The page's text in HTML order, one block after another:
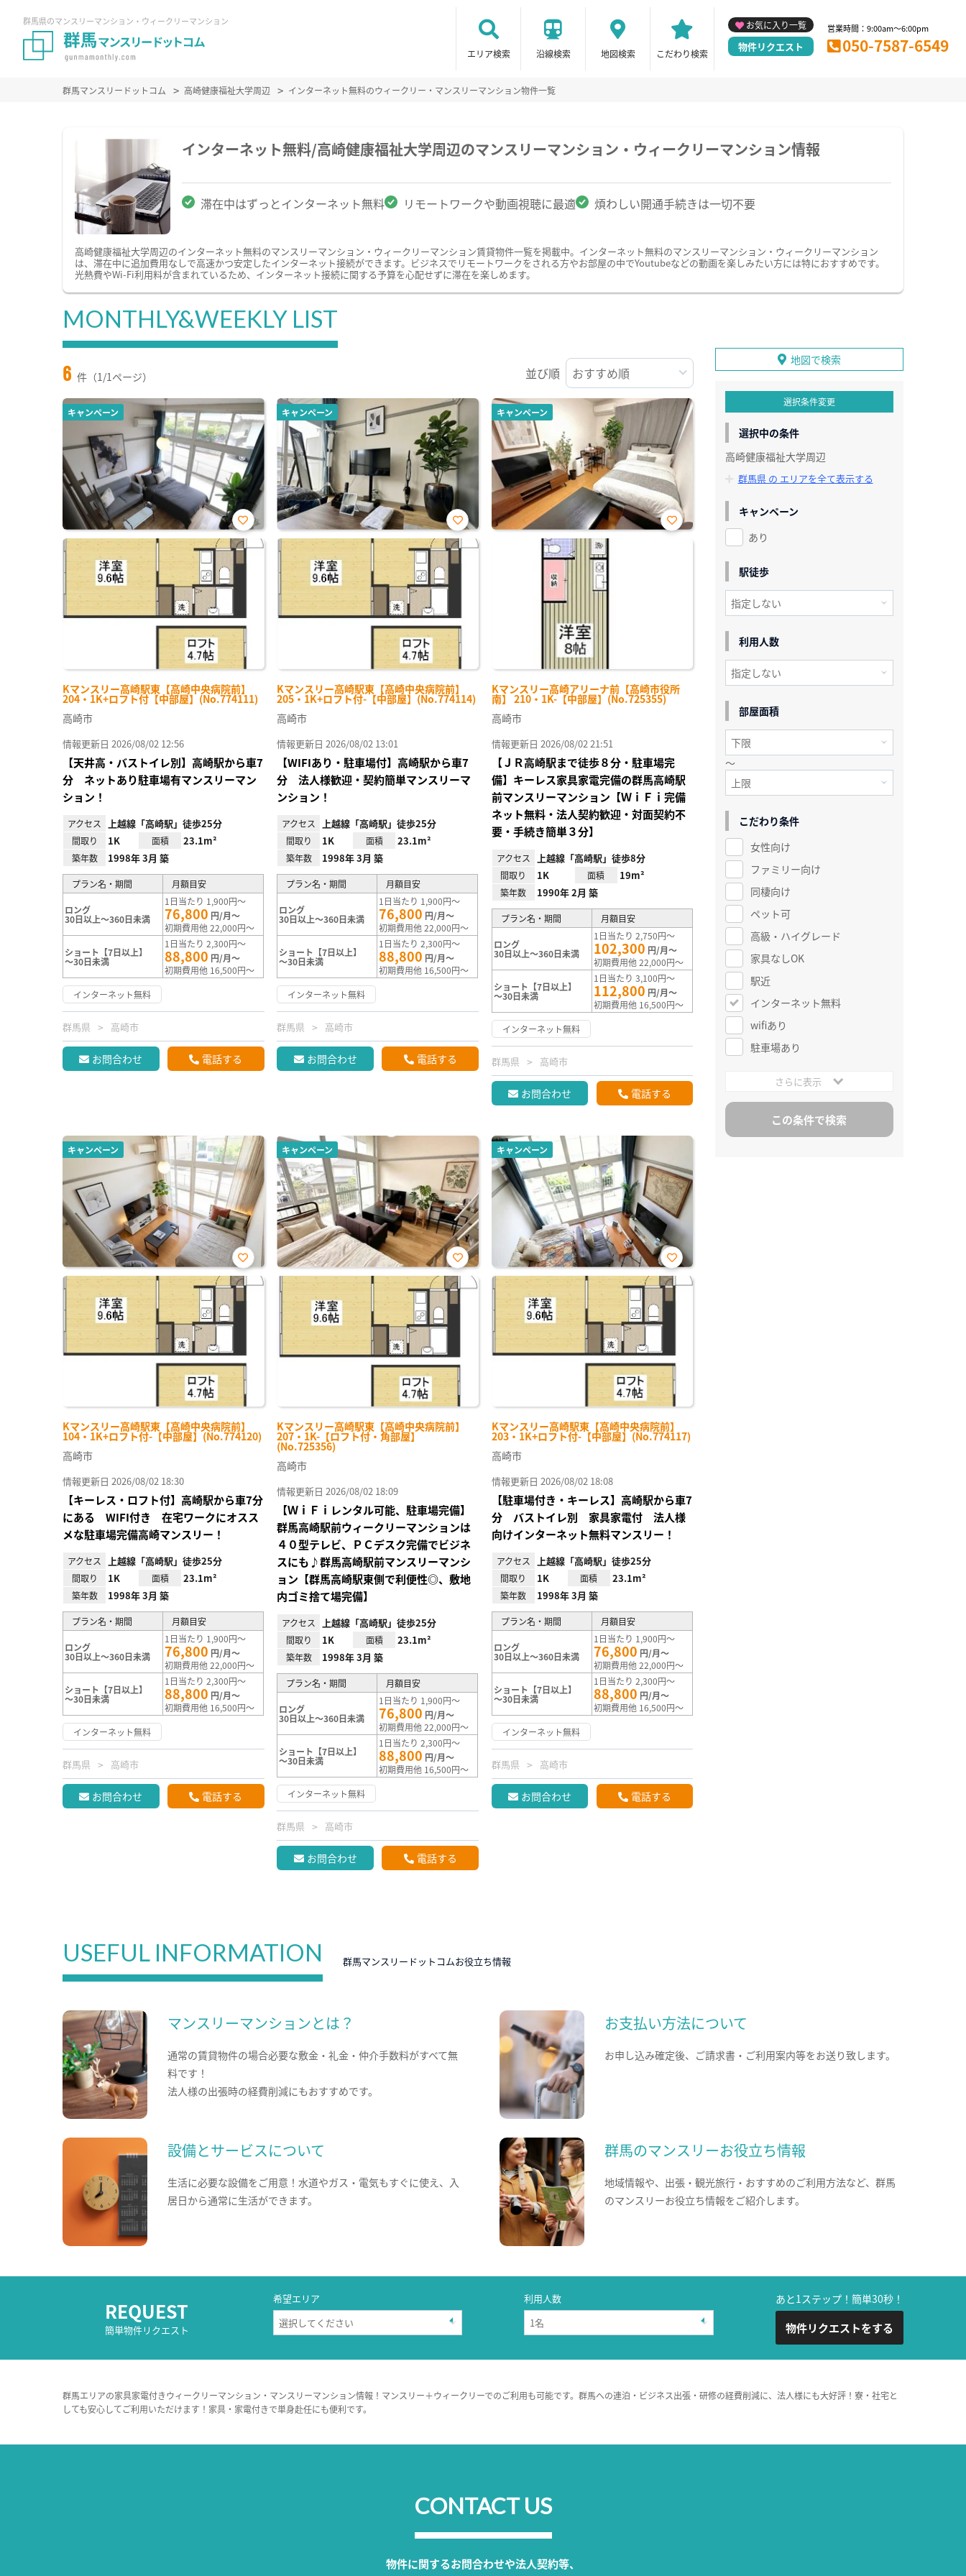
群馬県のマンスリーマンション・ウィークリーマンション
エリア検索 沿線検索 地図検索 こだわり検索
お気に入り一覧
物件リクエスト
営業時間：9:00am～6:00pm
050-7587-6549
群馬マンスリードットコム 高崎健康福祉大学周辺 インターネット無料のウィークリー・マンスリーマンション物件一覧
インターネット無料/高崎健康福祉大学周辺のマンスリーマンション・ウィークリーマンション情報
滞在中はずっとインターネット無料 リモートワークや動画視聴に最適 煩わしい開通手続きは一切不要
高崎健康福祉大学周辺のインターネット無料のマンスリーマンション・ウィークリーマンション賃貸物件一覧を掲載中。インターネット無料のマンスリーマンション・ウィークリーマンション
は、滞在中に追加費用なしで高速かつ安定したインターネット接続ができます。ビジネスでリモートワークをされる方やお部屋の中でYoutubeなどの動画を楽しみたい方には特におすすめです。
光熱費やWi-Fi利用料が含まれているため、インターネット接続に関する予算を心配せずに滞在を楽しめます。
MONTHLY&WEEKLY LIST
6 件（1/1ページ） 並び順
キャンペーン
Kマンスリー高崎駅東【高崎中央病院前】
204・1K+ロフト付【中部屋】(No.774111)
お気
に入
録
高崎市
情報更新日 2026/08/02 12:56
【天井高・バストイレ別】高崎駅から車7
分 ネットあり駐車場有マンスリーマン
ション！
アクセス 上越線「高崎駅」徒歩25分
間取り 1K 面積 23.1m²
築年数 1998年 3月 築
プラン名・期間 月額目安
ロング
30日以上～360日未満
1日当たり 1,900円～
76,800 円/月～
初期費用他 22,000円～
ショート【7日以上】
～30日未満
1日当たり 2,300円～
88,800 円/月～
初期費用他 16,500円～
インターネット無料
群馬県 高崎市
お問合わせ 電話する
キャンペーン
Kマンスリー高崎駅東【高崎中央病院前】
205・1K+ロフト付-【中部屋】(No.774114)
お気
に入
録
高崎市
情報更新日 2026/08/02 13:01
【WIFIあり・駐車場付】高崎駅から車7
分 法人様歓迎・契約簡単マンスリーマ
ンション！
アクセス 上越線「高崎駅」徒歩25分
間取り 1K 面積 23.1m²
築年数 1998年 3月 築
プラン名・期間 月額目安
ロング
30日以上～360日未満
1日当たり 1,900円～
76,800 円/月～
初期費用他 22,000円～
ショート【7日以上】
～30日未満
1日当たり 2,300円～
88,800 円/月～
初期費用他 16,500円～
インターネット無料
群馬県 高崎市
お問合わせ 電話する
キャンペーン
Kマンスリー高崎アリーナ前【高崎市役所
南】 210・1K-【中部屋】(No.725355)
お気
高崎市
情報更新日 2026/08/02 21:51
【ＪＲ高崎駅まで徒歩８分・駐車場完
備】キーレス家具家電完備の群馬高崎駅
前マンスリーマンション【ＷｉＦｉ完備
ネット無料・法人契約歓迎・対面契約不
要・手続き簡単３分】
アクセス 上越線「高崎駅」徒歩8分
間取り 1K 面積 19m²
築年数 1990年 2月 築
プラン名・期間 月額目安
ロング
30日以上～360日未満
1日当たり 2,750円～
102,300 円/月～
初期費用他 22,000円～
ショート【7日以上】
～30日未満
1日当たり 3,100円～
112,800 円/月～
初期費用他 16,500円～
インターネット無料
群馬県 高崎市
お問合わせ 電話する
キャンペーン
Kマンスリー高崎駅東【高崎中央病院前】
104・1K+ロフト付-【中部屋】(No.774120)
お気
に入
録
高崎市
情報更新日 2026/08/02 18:30
【キーレス・ロフト付】高崎駅から車7分
にある WIFI付き 在宅ワークにオスス
メな駐車場完備高崎マンスリー！
アクセス 上越線「高崎駅」徒歩25分
間取り 1K 面積 23.1m²
築年数 1998年 3月 築
プラン名・期間 月額目安
ロング
30日以上～360日未満
1日当たり 1,900円～
76,800 円/月～
初期費用他 22,000円～
ショート【7日以上】
～30日未満
1日当たり 2,300円～
88,800 円/月～
初期費用他 16,500円～
インターネット無料
群馬県 高崎市
お問合わせ 電話する
キャンペーン
Kマンスリー高崎駅東【高崎中央病院前】
207・1K-【ロフト付・角部屋】
(No.725356)
お気
に入
り登
録
高崎市
情報更新日 2026/08/02 18:09
【ＷｉＦｉレンタル可能、駐車場完備】
群馬高崎駅前ウィークリーマンションは
４０型テレビ、ＰＣデスク完備でビジネ
スにも♪群馬高崎駅前マンスリーマンシ
ョン【群馬高崎駅東側で利便性◎、敷地
内ゴミ捨て場完備】
アクセス 上越線「高崎駅」徒歩25分
間取り 1K 面積 23.1m²
築年数 1998年 3月 築
プラン名・期間 月額目安
ロング
30日以上～360日未満
1日当たり 1,900円～
76,800 円/月～
初期費用他 22,000円～
ショート【7日以上】
～30日未満
1日当たり 2,300円～
88,800 円/月～
初期費用他 16,500円～
インターネット無料
群馬県 高崎市
お問合わせ 電話する
キャンペーン
Kマンスリー高崎駅東【高崎中央病院前】
203・1K+ロフト付-【中部屋】(No.774117)
お気
に入
録
高崎市
情報更新日 2026/08/02 18:08
【駐車場付き・キーレス】高崎駅から車7
分 バストイレ別 家具家電付 法人様
向けインターネット無料マンスリー！
アクセス 上越線「高崎駅」徒歩25分
間取り 1K 面積 23.1m²
築年数 1998年 3月 築
プラン名・期間 月額目安
ロング
30日以上～360日未満
1日当たり 1,900円～
76,800 円/月～
初期費用他 22,000円～
ショート【7日以上】
～30日未満
1日当たり 2,300円～
88,800 円/月～
初期費用他 16,500円～
インターネット無料
群馬県 高崎市
お問合わせ 電話する
地図で検索
選択条件変更
選択中の条件
高崎健康福祉大学周辺
群馬県 の エリアを全て表示する
キャンペーン
あり
駅徒歩
利用人数
部屋面積
～
こだわり条件
女性向け
ファミリー向け
同棲向け
ペット可
高級・ハイグレード
家具なしOK
駅近
インターネット無料
wifiあり
駐車場あり
さらに表示
USEFUL INFORMATION 群馬マンスリードットコムお役立ち情報
マンスリーマンションとは？
通常の賃貸物件の場合必要な敷金・礼金・仲介手数料がすべて無
料です！
法人様の出張時の経費削減にもおすすめです。
お支払い方法について
お申し込み確定後、ご請求書・ご利用案内等をお送り致します。
設備とサービスについて
生活に必要な設備をご用意！水道やガス・電気もすぐに使え、入
居日から通常に生活ができます。
群馬のマンスリーお役立ち情報
地域情報や、出張・観光旅行・おすすめのご利用方法など、群馬
のマンスリーお役立ち情報をご紹介します。
REQUEST
簡単物件リクエスト
希望エリア 利用人数 あと1ステップ！簡単30秒！
物件リクエストをする
群馬エリアの家具家電付きウィークリーマンション・マンスリーマンション情報！マンスリー＋ウィークリーでのご利用も可能です。群馬への連泊・ビジネス出張・研修の経費削減に、法人様にも大好評！寮・社宅と
しても安心してご利用いただけます！家具・家電付きで単身赴任にも便利です。
CONTACT US
物件に関するお問合わせや法人契約等、